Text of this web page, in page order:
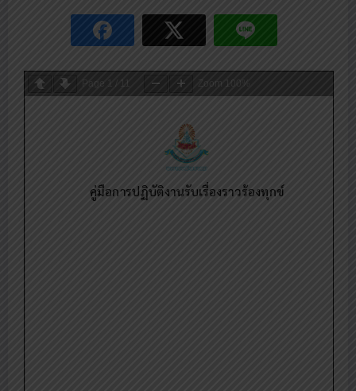
Page 1 11 Zoom 100%